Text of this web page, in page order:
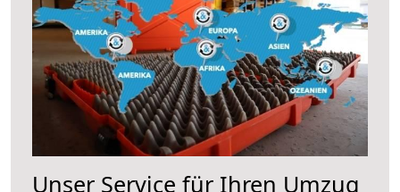
Unser Service für Ihren Umzug